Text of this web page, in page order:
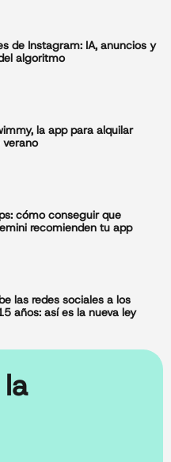
de Instagram: IA, anuncios y
algoritmo
la app para alquilar
verano
cómo conseguir que
recomienden tu app
las redes sociales a los
años: así es la nueva ley